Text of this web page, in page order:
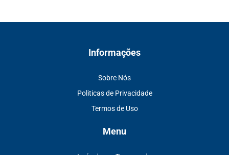
Informações
Sobre Nós
Politicas de Privacidade
Termos de Uso
Menu